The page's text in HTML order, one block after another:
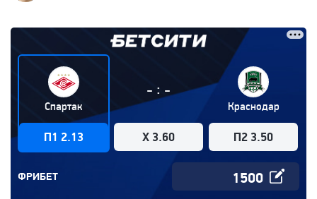
Спартак
П1 2.13
- : -
X 3.60
Краснодар
П2 3.50
ФРИБЕТ